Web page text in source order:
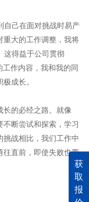
自己在面对挑战时易产
重大的工作调整，我将
这得益于公司贯彻
作内容，我和我的同
成长。
长的必经之路。就像
不断尝试和探索，学习
挑战相比，我们工作中
往直前，即使失败也要
获
取
报